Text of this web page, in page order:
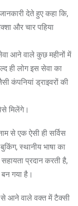
देते हुए कहा कि,
और चार पहिया
आने वाले कुछ महीनों में
ही लोग इस सेवा का
कंपनियां ड्राइवरों की
मिलेंगे।
से एक ऐसी ही सर्विस
स्थानीय भाषा का
प्रदान करती है,
गया है।
से आने वाले वक्त में टैक्सी